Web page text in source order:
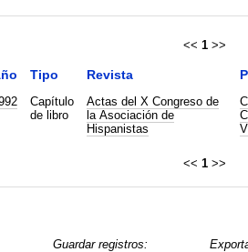
<< 1 >>
Tipo Revista
Capítulo
de libro
Actas del X Congreso de
la Asociación de
Hispanistas
<< 1 >>
Guardar registros: